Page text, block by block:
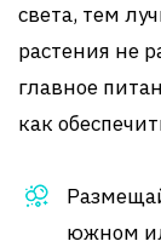
света, тем
растения не
главное
как
южном